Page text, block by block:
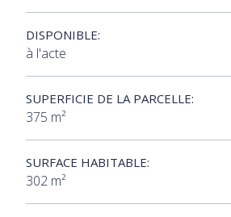
DISPONIBLE:
à l'acte
SUPERFICIE DE LA PARCELLE:
375 m²
SURFACE HABITABLE:
302 m²